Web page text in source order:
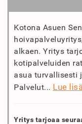
Kotona Asuen
alkaen. Yritys
kotipalveluiden
asua turvallisesti
Palvelut... Lue
Yritys tarjoaa